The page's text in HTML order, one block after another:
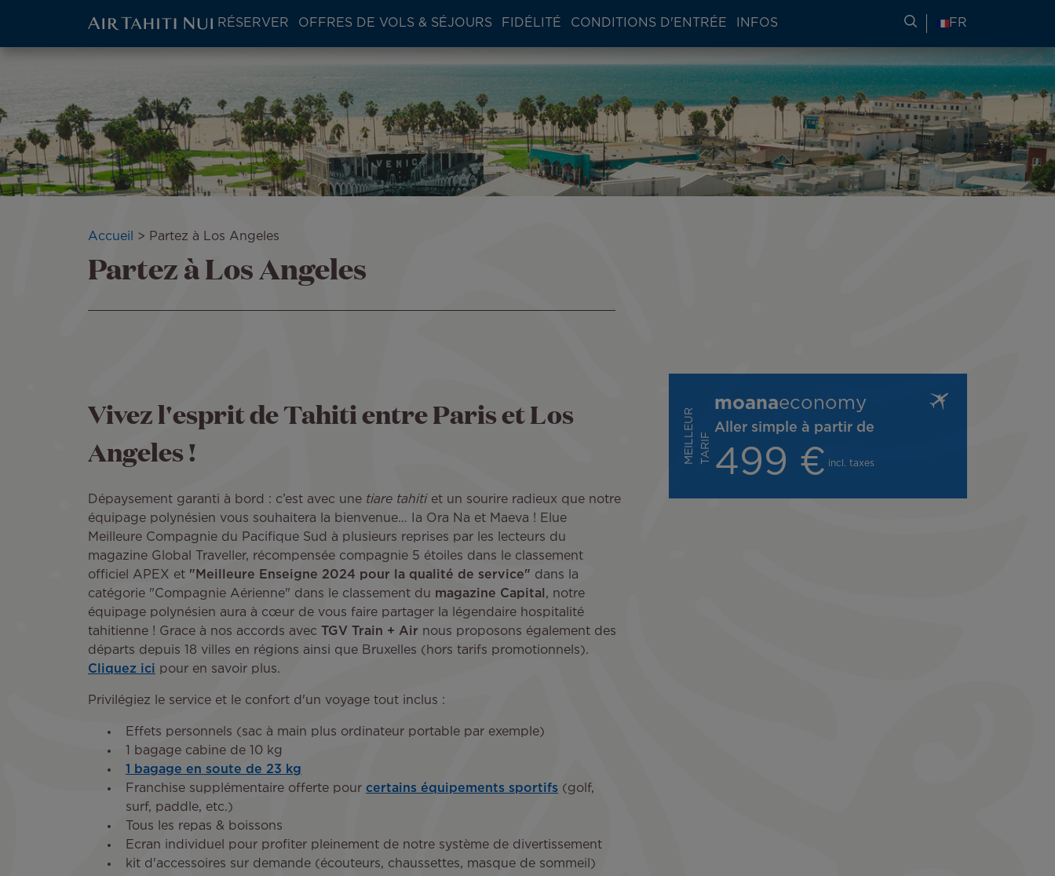
principal
ATN:
Main
RÉSERVER OFFRES DE VOLS & SÉJOURS FIDÉLITÉ CONDITIONS D'ENTRÉE INFOS RECHERCHER DES
FR
Fil
Accueil Partez à Los Angeles
Partez à Los Angeles
Vivez l'esprit de Tahiti entre Paris et Los
Angeles !
Dépaysement garanti à bord : c’est avec une tiare tahiti et un sourire radieux que notre
équipage polynésien vous souhaitera la bienvenue… Ia Ora Na et Maeva ! Elue
Meilleure Compagnie du Pacifique Sud à plusieurs reprises par les lecteurs du
magazine Global Traveller, récompensée compagnie 5 étoiles dans le classement
officiel APEX et "Meilleure Enseigne 2024 pour la qualité de service" dans la
catégorie "Compagnie Aérienne" dans le classement du magazine Capital , notre
équipage polynésien aura à cœur de vous faire partager la légendaire hospitalité
tahitienne ! Grace à nos accords avec
TGV Train + Air nous proposons également des
départs depuis 18 villes en régions ainsi que Bruxelles (hors tarifs promotionnels).
Cliquez ici pour en savoir plus.
Privilégiez le service et le confort d'un voyage tout inclus :
Effets personnels (sac à main plus ordinateur portable par exemple)
1 bagage cabine de 10 kg
1 bagage en soute de 23 kg
Franchise supplémentaire offerte pour certains équipements sportifs (golf,
surf, paddle, etc.)
Tous les repas & boissons
Ecran individuel pour profiter pleinement de notre système de divertissement
kit d'accessoires sur demande (écouteurs, chaussettes, masque de sommeil)
M
E
I
L L
E
U
R
T
A
R
I F
moanaeconomy
Aller simple à partir de
499 € incl. taxes